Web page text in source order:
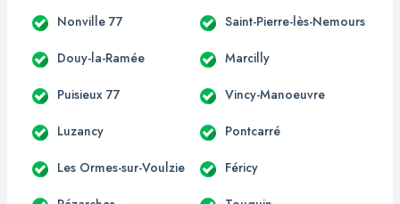
Nonville 77 Saint-Pierre-lès-Nemours
Douy-la-Ramée Marcilly
Puisieux 77 Vincy-Manoeuvre
Luzancy Pontcarré
Les Ormes-sur-Voulzie Féricy